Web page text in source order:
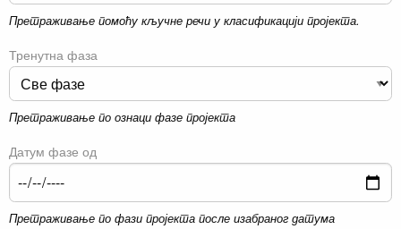
Претраживање помоћу кључне речи у класификацији пројекта.
Тренутна фаза
Претраживање по ознаци фазе пројекта
Датум фазе од
Претраживање по фази пројекта после изабраног датума